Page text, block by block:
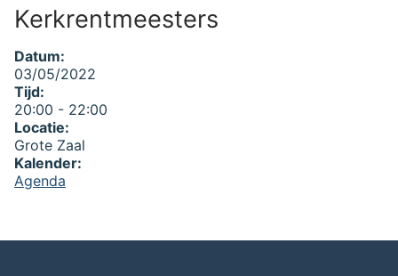
Kerkrentmeesters
Datum:
03/05/2022
Tijd:
20:00 - 22:00
Locatie:
Grote Zaal
Kalender:
Agenda